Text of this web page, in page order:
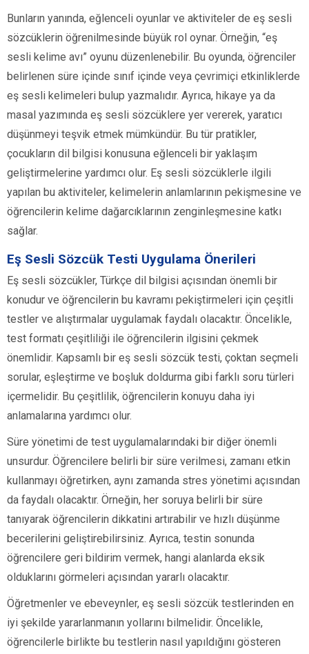
Bunların yanında, eğlenceli oyunlar ve aktiviteler de eş sesli
sözcüklerin öğrenilmesinde büyük rol oynar. Örneğin, “eş
sesli kelime avı” oyunu düzenlenebilir. Bu oyunda, öğrenciler
belirlenen süre içinde sınıf içinde veya çevrimiçi etkinliklerde
eş sesli kelimeleri bulup yazmalıdır. Ayrıca, hikaye ya da
masal yazımında eş sesli sözcüklere yer vererek, yaratıcı
düşünmeyi teşvik etmek mümkündür. Bu tür pratikler,
çocukların dil bilgisi konusuna eğlenceli bir yaklaşım
geliştirmelerine yardımcı olur. Eş sesli sözcüklerle ilgili
yapılan bu aktiviteler, kelimelerin anlamlarının pekişmesine ve
öğrencilerin kelime dağarcıklarının zenginleşmesine katkı
sağlar.
Eş Sesli Sözcük Testi Uygulama Önerileri
Eş sesli sözcükler, Türkçe dil bilgisi açısından önemli bir
konudur ve öğrencilerin bu kavramı pekiştirmeleri için çeşitli
testler ve alıştırmalar uygulamak faydalı olacaktır. Öncelikle,
test formatı çeşitliliği ile öğrencilerin ilgisini çekmek
önemlidir. Kapsamlı bir eş sesli sözcük testi, çoktan seçmeli
sorular, eşleştirme ve boşluk doldurma gibi farklı soru türleri
içermelidir. Bu çeşitlilik, öğrencilerin konuyu daha iyi
anlamalarına yardımcı olur.
Süre yönetimi de test uygulamalarındaki bir diğer önemli
unsurdur. Öğrencilere belirli bir süre verilmesi, zamanı etkin
kullanmayı öğretirken, aynı zamanda stres yönetimi açısından
da faydalı olacaktır. Örneğin, her soruya belirli bir süre
tanıyarak öğrencilerin dikkatini artırabilir ve hızlı düşünme
becerilerini geliştirebilirsiniz. Ayrıca, testin sonunda
öğrencilere geri bildirim vermek, hangi alanlarda eksik
olduklarını görmeleri açısından yararlı olacaktır.
Öğretmenler ve ebeveynler, eş sesli sözcük testlerinden en
iyi şekilde yararlanmanın yollarını bilmelidir. Öncelikle,
öğrencilerle birlikte bu testlerin nasıl yapıldığını gösteren